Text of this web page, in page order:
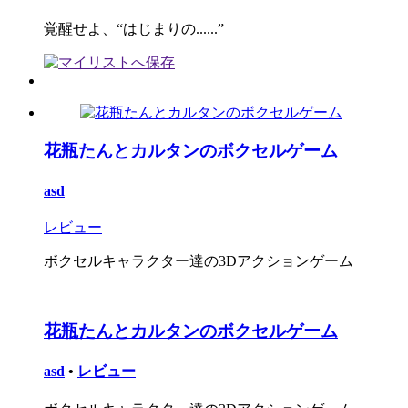
覚醒せよ、“はじまりの......”
花瓶たんとカルタンのボクセルゲーム
asd
レビュー
ボクセルキャラクター達の3Dアクションゲーム
花瓶たんとカルタンのボクセルゲーム
asd • レビュー